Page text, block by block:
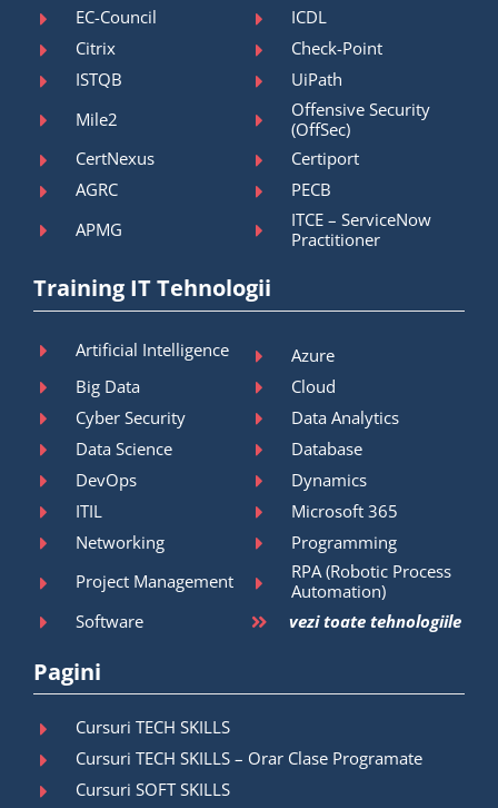
EC-Council
ICDL
Citrix
Check-Point
ISTQB
UiPath
Mile2
Offensive Security
(OffSec)
CertNexus
Certiport
AGRC
PECB
APMG
ITCE – ServiceNow
Practitioner
Training IT Tehnologii
Artificial Intelligence
Azure
Big Data
Cloud
Cyber Security
Data Analytics
Data Science
Database
DevOps
Dynamics
ITIL
Microsoft 365
Networking
Programming
Project Management
RPA (Robotic Process
Automation)
Software
vezi toate tehnologiile
Pagini
Cursuri TECH SKILLS
Cursuri TECH SKILLS – Orar Clase Programate
Cursuri SOFT SKILLS